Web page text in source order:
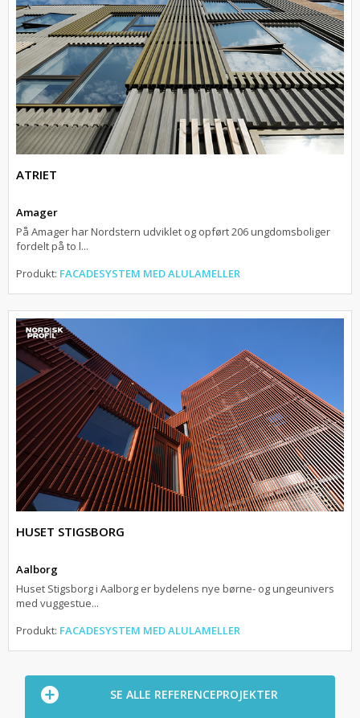
ATRIET
Amager
På Amager har Nordstern udviklet og opført 206 ungdomsboliger
fordelt på to l...
Produkt: FACADESYSTEM MED ALULAMELLER
HUSET STIGSBORG
Aalborg
Huset Stigsborg i Aalborg er bydelens nye børne- og ungeunivers
med vuggestue...
Produkt: FACADESYSTEM MED ALULAMELLER
SE ALLE REFERENCEPROJEKTER